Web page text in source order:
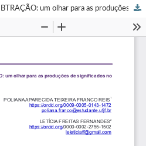
NOÇÕES DE ADIÇÃO E SUBTRAÇÃO: um olhar para as produções de significados no 1º ano do Ensino Fundamental